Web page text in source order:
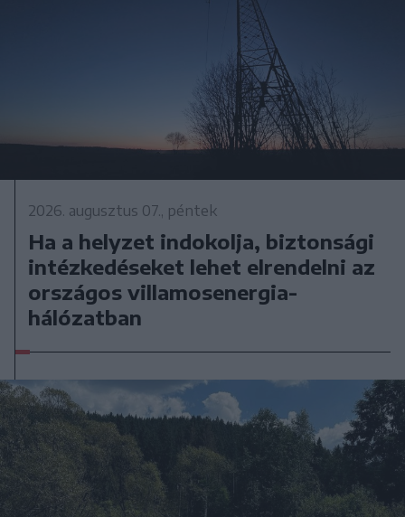
2026. augusztus 07., péntek
Ha a helyzet indokolja, biztonsági
intézkedéseket lehet elrendelni az
országos villamosenergia-
hálózatban